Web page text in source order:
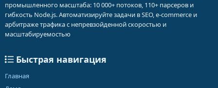
промышленного масштаба: 10 000+ потоков, 110+ парсеров и
гибкость Node.js. Автоматизируйте задачи в SEO, e-commerce и
арбитраже трафика с непревзойденной скоростью и
масштабируемостью
Быстрая навигация
Главная